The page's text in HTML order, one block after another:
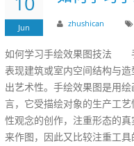
Jun zhushican
如何学习手绘效果图技法
表现建筑或室内空间结构与
出艺术性。手绘效果图是用
言，它受描绘对象的生产工
性观念的创作，注重形态的
来作图，因此又比较注重工具